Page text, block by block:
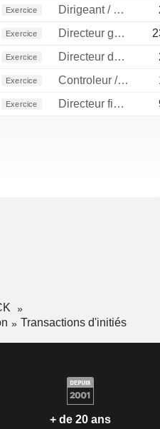
Exercice Dirigeant / cadre principal
Exercice Directeur general
Exercice Directeur des ressources humaines
Exercice Controleur / auditeur
Exercice Directeur financier
Transactions d'initiés
+ de 20 ans